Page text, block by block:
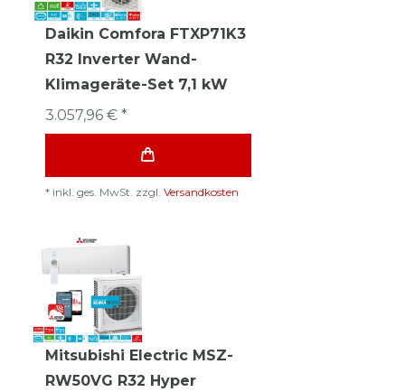
Daikin Comfora FTXP71K3
R32 Inverter Wand-
Klimageräte-Set 7,1 kW
3.057,96 € *
* inkl. ges. MwSt. zzgl. Versandkosten
Mitsubishi Electric MSZ-
RW50VG R32 Hyper